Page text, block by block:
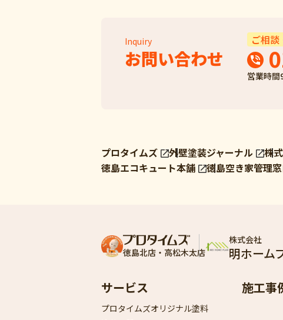
お問い合わせ
Inquiry ご相談
営業時間
プロタイムズ 外壁塗装ジャーナル 株
徳島エコキュート本舗
徳島空き家管理
徳島北店・高松木太店
株式会社
明ホーム
サービス
プロタイムズオリジナル塗料
施工事